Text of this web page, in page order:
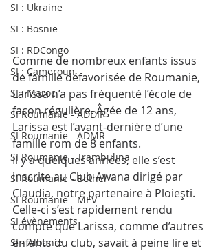
SI : Ukraine
SI : Bosnie
SI : RDCongo
SI : Cameroun
SI : Maroc
SI Roumanie - ADDIP
SI Roumanie - ADMR
SI Roumanie - Trambulina
SI Roumanie - Bethel
SI Roumanie - MEV
SI évènements
SI - Albanie
Comme de nombreux enfants issus
de famille défavorisée de Roumanie,
Larissa n’a pas fréquenté l’école de
façon régulière. Âgée de 12 ans,
Larissa est l’avant-dernière d’une
famille rom de 8 enfants.
Il y a quelques années, elle s’est
inscrite au Club Awana dirigé par
Claudia, notre partenaire à Ploieşti.
Celle-ci s’est rapidement rendu
compte que Larissa, comme d’autres
enfants du club, savait à peine lire et